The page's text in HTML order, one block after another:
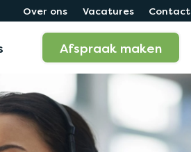
Over ons Vacatures Contact
Afspraak maken